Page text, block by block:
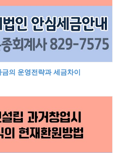
의 운영전략과 세금차이